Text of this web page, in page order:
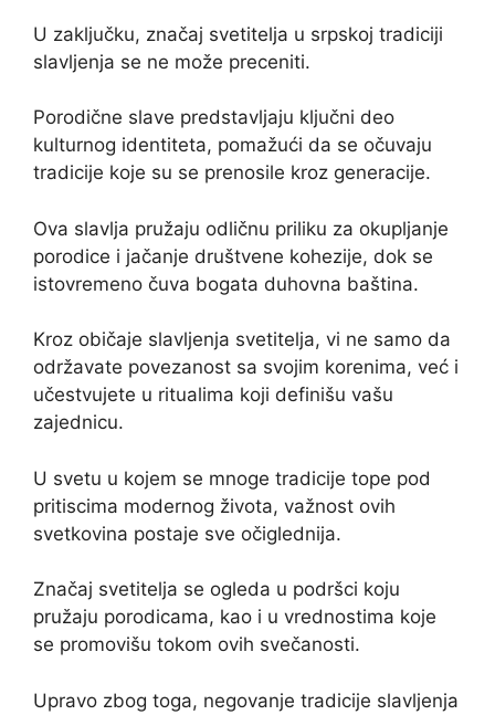
U zaključku, značaj svetitelja u srpskoj tradiciji
slavljenja se ne može preceniti.
Porodične slave predstavljaju ključni deo
kulturnog identiteta, pomažući da se očuvaju
tradicije koje su se prenosile kroz generacije.
Ova slavlja pružaju odličnu priliku za okupljanje
porodice i jačanje društvene kohezije, dok se
istovremeno čuva bogata duhovna baština.
Kroz običaje slavljenja svetitelja, vi ne samo da
održavate povezanost sa svojim korenima, već i
učestvujete u ritualima koji definišu vašu
zajednicu.
U svetu u kojem se mnoge tradicije tope pod
pritiscima modernog života, važnost ovih
svetkovina postaje sve očiglednija.
Značaj svetitelja se ogleda u podršci koju
pružaju porodicama, kao i u vrednostima koje
se promovišu tokom ovih svečanosti.
Upravo zbog toga, negovanje tradicije slavljenja